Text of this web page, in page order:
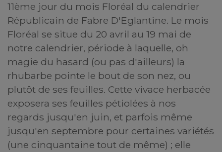
11ème jour du mois Floréal du calendrier
Républicain de Fabre D'Eglantine. Le mois
Floréal se situe du 20 avril au 19 mai de
notre calendrier, période à laquelle, oh
magie du hasard (ou pas d'ailleurs) la
rhubarbe pointe le bout de son nez, ou
plutôt de ses feuilles. Cette vivace herbacée
exposera ses feuilles pétiolées à nos
regards jusqu'en juin, et parfois même
jusqu'en septembre pour certaines variétés
(une cinquantaine tout de même) ; elle